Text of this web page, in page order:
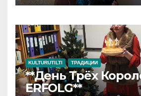
KULTURUTILTI ТРАДИЦИИ
**День Трёх
ERFOLG**